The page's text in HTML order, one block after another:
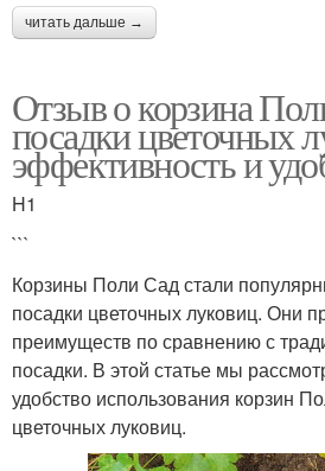
читать дальше →
Отзыв о корзина
посадки цветочных
эффективность и
H1
```
Корзины Поли Сад стали
посадки цветочных луковиц. Они
преимуществ по сравнению с
посадки. В этой статье мы
удобство использования корзин
цветочных луковиц.